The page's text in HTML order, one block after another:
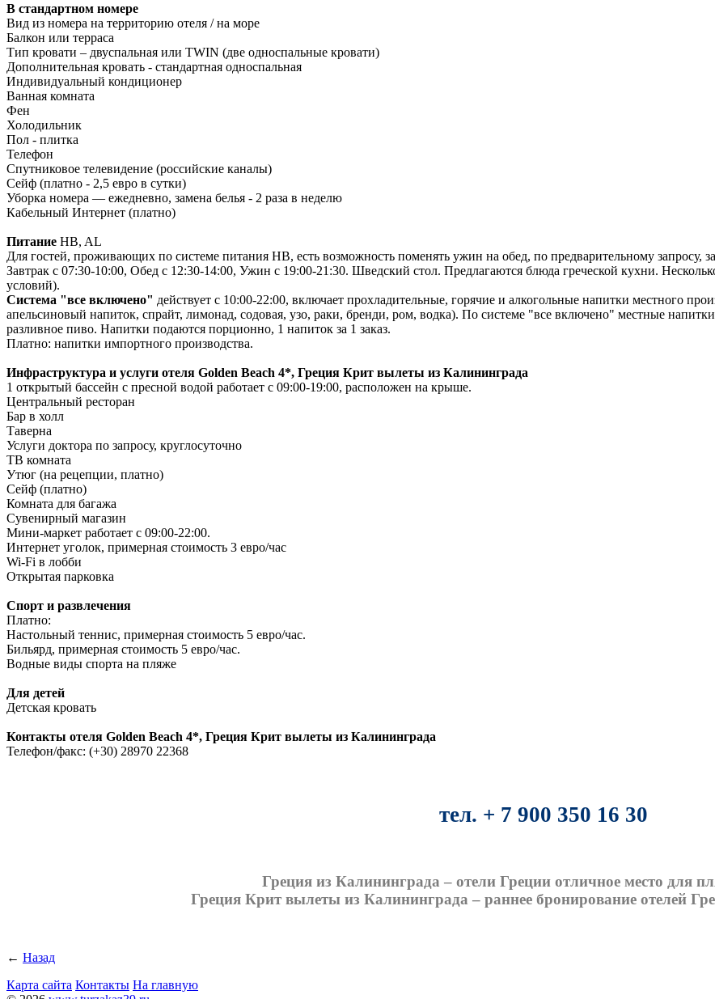
В стандартном номере
Вид из номера на территорию отеля / на море
Балкон или терраса
Тип кровати – двуспальная или TWIN (две односпальные кровати)
Дополнительная кровать - стандартная односпальная
Индивидуальный кондиционер
Ванная комната
Фен
Холодильник
Пол - плитка
Телефон
Спутниковое телевидение (российские каналы)
Сейф (платно - 2,5 евро в сутки)
Уборка номера — ежедневно, замена белья - 2 раза в неделю
Кабельный Интернет (платно)
Питание HB, AL
Для гостей, проживающих по системе питания HB, есть возможность поменять ужин на обед, по предварительному запросу, за
Завтрак с 07:30-10:00, Обед с 12:30-14:00, Ужин с 19:00-21:30. Шведский стол. Предлагаются блюда греческой кухни.
условий).
Система "все включено" действует с 10:00-22:00, включает прохладительные, горячие и алкогольные напитки местного
апельсиновый напиток, спрайт, лимонад, содовая, узо, раки, бренди, ром, водка). По системе "все включено" местные
разливное пиво. Напитки подаются порционно, 1 напиток за 1 заказ.
Платно: напитки импортного производства.
Инфраструктура и услуги отеля Golden Beach 4*, Греция Крит вылеты из Калининграда
1 открытый бассейн с пресной водой работает с 09:00-19:00, расположен на крыше.
Центральный ресторан
Бар в холл
Таверна
Услуги доктора по запросу, круглосуточно
ТВ комната
Утюг (на рецепции, платно)
Сейф (платно)
Комната для багажа
Сувенирный магазин
Мини-маркет работает с 09:00-22:00.
Интернет уголок, примерная стоимость 3 евро/час
Wi-Fi в лобби
Открытая парковка
Спорт и развлечения
Платно:
Настольный теннис, примерная стоимость 5 евро/час.
Бильярд, примерная стоимость 5 евро/час.
Водные виды спорта на пляже
Для детей
Детская кровать
Контакты отеля Golden Beach 4*, Греция Крит вылеты из Калининграда
Телефон/факс: (+30) 28970 22368
тел. + 7 900 350 16 30
Греция из Калининграда – отели Греции отличное место для
Греция Крит вылеты из Калининграда – раннее бронирование отелей
← Назад
Карта сайта Контакты На главную